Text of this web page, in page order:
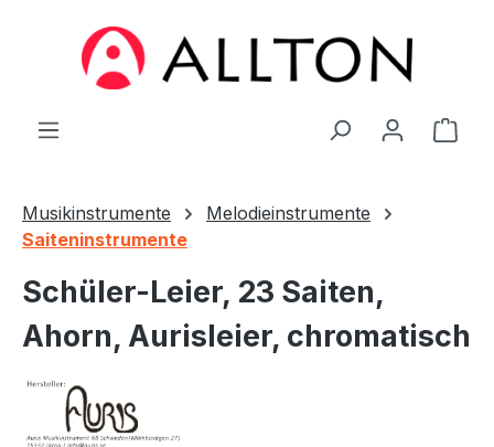
Zum Hauptinhalt springen
Musikinstrumente
Melodieinstrumente
Saiteninstrumente
Schüler-Leier, 23 Saiten,
Ahorn, Aurisleier, chromatisch